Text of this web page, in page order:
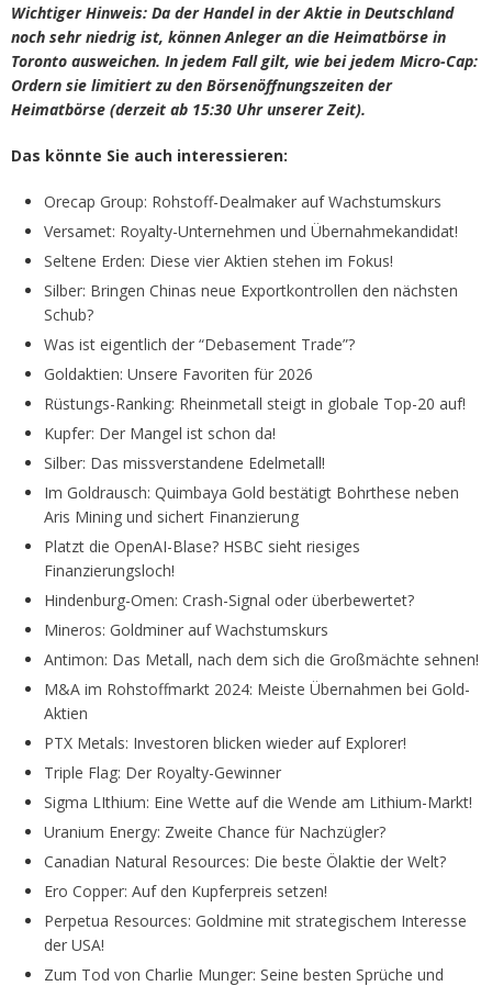
Wichtiger Hinweis: Da der Handel in der Aktie in Deutschland
noch sehr niedrig ist, können Anleger an die Heimatbörse in
Toronto ausweichen. In jedem Fall gilt, wie bei jedem Micro-Cap:
Ordern sie limitiert zu den Börsenöffnungszeiten der
Heimatbörse (derzeit ab 15:30 Uhr unserer Zeit).
Das könnte Sie auch interessieren:
Orecap Group: Rohstoff-Dealmaker auf Wachstumskurs
Versamet: Royalty-Unternehmen und Übernahmekandidat!
Seltene Erden: Diese vier Aktien stehen im Fokus!
Silber: Bringen Chinas neue Exportkontrollen den nächsten
Schub?
Was ist eigentlich der “Debasement Trade”?
Goldaktien: Unsere Favoriten für 2026
Rüstungs-Ranking: Rheinmetall steigt in globale Top-20 auf!
Kupfer: Der Mangel ist schon da!
Silber: Das missverstandene Edelmetall!
Im Goldrausch: Quimbaya Gold bestätigt Bohrthese neben
Aris Mining und sichert Finanzierung
Platzt die OpenAI-Blase? HSBC sieht riesiges
Finanzierungsloch!
Hindenburg-Omen: Crash-Signal oder überbewertet?
Mineros: Goldminer auf Wachstumskurs
Antimon: Das Metall, nach dem sich die Großmächte sehnen!
M&A im Rohstoffmarkt 2024: Meiste Übernahmen bei Gold-
Aktien
PTX Metals: Investoren blicken wieder auf Explorer!
Triple Flag: Der Royalty-Gewinner
Sigma LIthium: Eine Wette auf die Wende am Lithium-Markt!
Uranium Energy: Zweite Chance für Nachzügler?
Canadian Natural Resources: Die beste Ölaktie der Welt?
Ero Copper: Auf den Kupferpreis setzen!
Perpetua Resources: Goldmine mit strategischem Interesse
der USA!
Zum Tod von Charlie Munger: Seine besten Sprüche und